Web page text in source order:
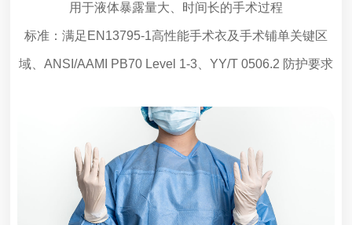
用于液体暴露量大、时间长的手术过程
标准：满足EN13795-1高性能手术衣及手术铺单关键区
域、ANSI/AAMI PB70 Level 1-3、YY/T 0506.2 防护要求